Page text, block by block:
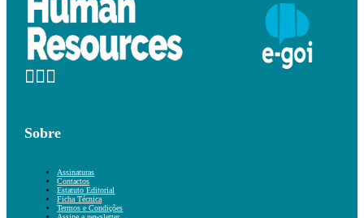
Sobre
Assinaturas
Contactos
Estatuto Editorial
Ficha Técnica
Termos e Condições